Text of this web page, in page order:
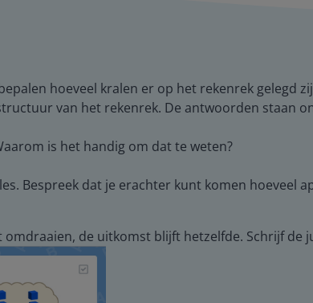
hoeveel kralen er op het rekenrek gelegd
van het rekenrek. De antwoorden staan
is het handig om dat te weten?
Bespreek dat je erachter kunt komen hoeveel
de uitkomst blijft hetzelfde. Schrijf de